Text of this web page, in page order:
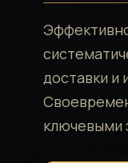
доставки и
ключевыми